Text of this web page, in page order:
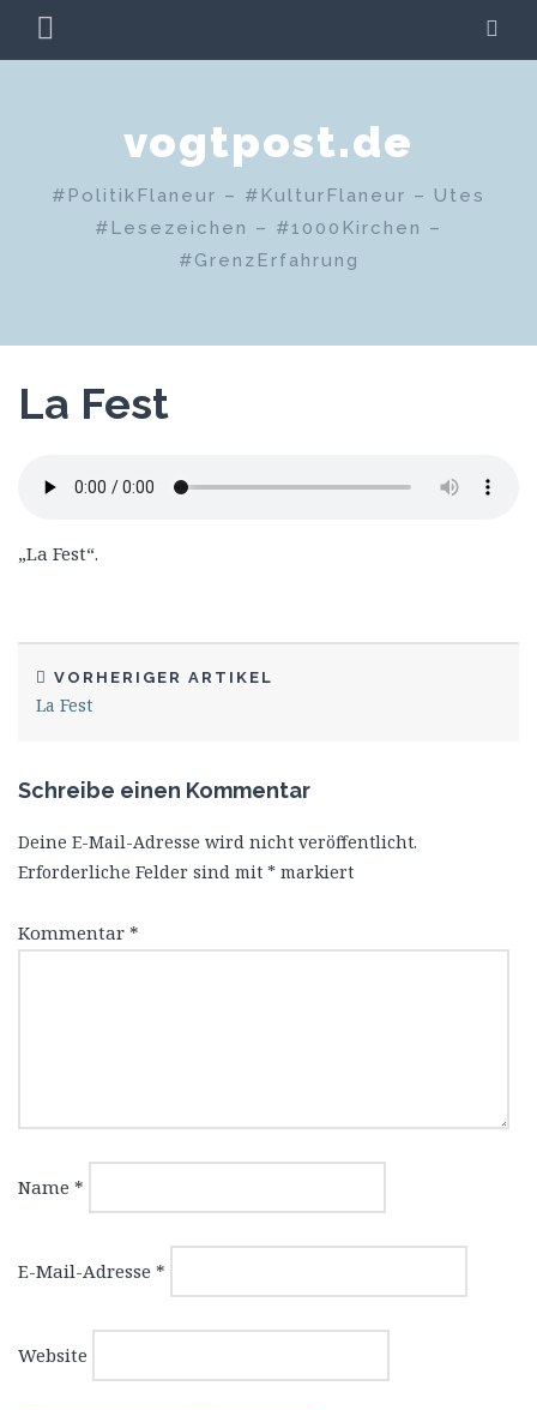
Zum
Inhalt MENÜ
vogtpost.de
#PolitikFlaneur – #KulturFlaneur – Utes
#Lesezeichen – #1000Kirchen –
#GrenzErfahrung
La Fest
„La Fest“.
VORHERIGER ARTIKEL
La Fest
Schreibe einen Kommentar
Deine E-Mail-Adresse wird nicht veröffentlicht.
Erforderliche Felder sind mit * markiert
Kommentar *
Name *
E-Mail-Adresse *
Website